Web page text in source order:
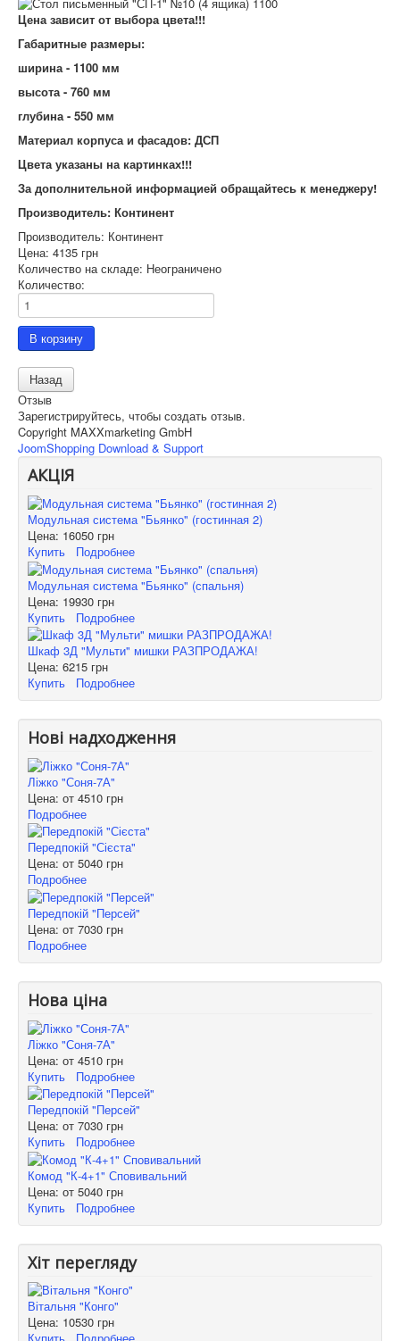
Цена зависит от выбора цвета!!!
Габаритные размеры:
ширина - 1100 мм
высота - 760 мм
глубина - 550 мм
Материал корпуса и фасадов: ДСП
Цвета указаны на картинках!!!
За дополнительной информацией обращайтесь к менеджеру!
Производитель: Континент
Производитель: Континент
Цена: 4135 грн
Количество на складе: Неограничено
Количество:
Отзыв
Зарегистрируйтесь, чтобы создать отзыв.
Copyright MAXXmarketing GmbH
JoomShopping Download & Support
АКЦІЯ
Модульная система "Бьянко" (гостинная 2)
Цена: 16050 грн
Купить
Подробнее
Модульная система "Бьянко" (спальня)
Цена: 19930 грн
Купить
Подробнее
Шкаф 3Д "Мульти" мишки РАЗПРОДАЖА!
Цена: 6215 грн
Купить
Подробнее
Нові надходження
Ліжко "Соня-7А"
Цена: от 4510 грн
Подробнее
Передпокій "Сієста"
Цена: от 5040 грн
Подробнее
Передпокій "Персей"
Цена: от 7030 грн
Подробнее
Нова ціна
Ліжко "Соня-7А"
Цена: от 4510 грн
Купить
Подробнее
Передпокій "Персей"
Цена: от 7030 грн
Купить
Подробнее
Комод "К-4+1" Сповивальний
Цена: от 5040 грн
Купить
Подробнее
Хіт перегляду
Вітальня "Конго"
Цена: 10530 грн